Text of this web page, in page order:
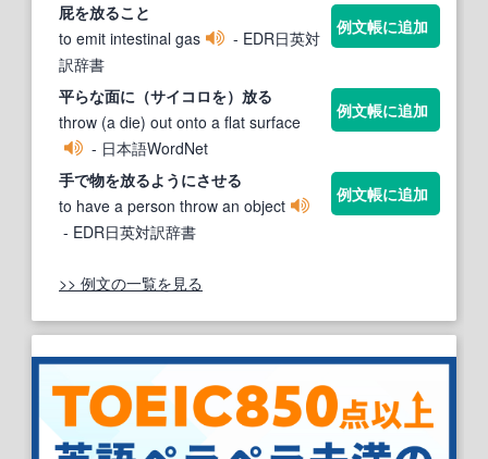
屁を放ること
to emit intestinal gas
- EDR日英対
訳辞書
例文帳に追加
平らな面に（サイコロを） 放る
throw (a die) out onto a flat surface
- 日本語WordNet
例文帳に追加
手で物を放るようにさせる
to have a person throw an object
- EDR日英対訳辞書
例文帳に追加
>> 例文の一覧を見る